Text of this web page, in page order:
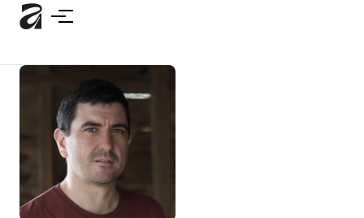
principal